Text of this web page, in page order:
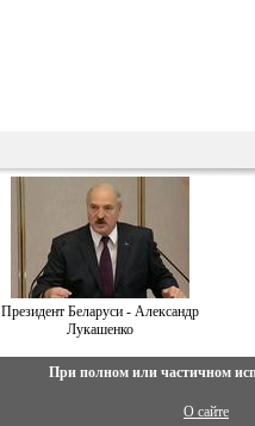
Президент Беларуси - Александр
Лукашенко
При полном или частичном
О сайте